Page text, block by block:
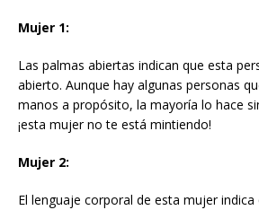
Mujer 1:
Las palmas abiertas indican que esta
abierto. Aunque hay algunas personas
manos a propósito, la mayoría lo hace
¡esta mujer no te está mintiendo!
Mujer 2:
El lenguaje corporal de esta mujer indica